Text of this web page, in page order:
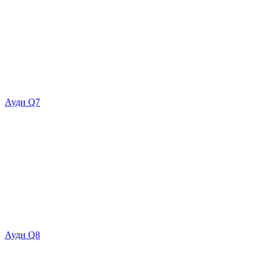
Ауди Q7
Ауди Q8